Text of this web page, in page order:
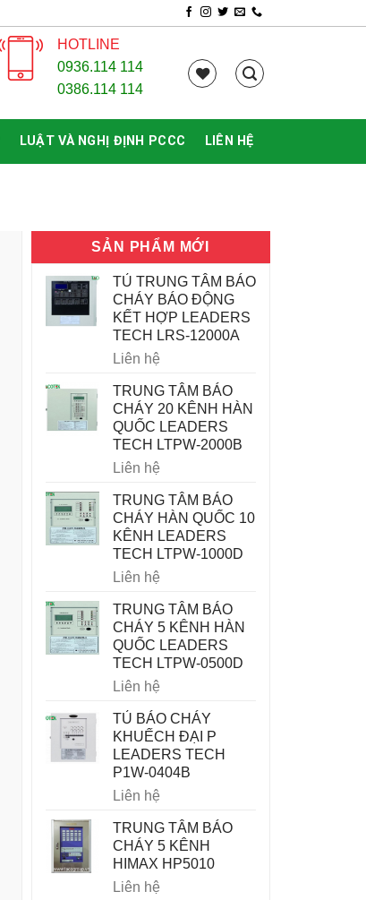
HOTLINE
0936.114 114
0386.114 114
LUẬT VÀ NGHỊ ĐỊNH PCCC LIÊN HỆ
SẢN PHẨM MỚI
TỦ TRUNG TÂM BÁO
CHÁY BÁO ĐỘNG
KẾT HỢP LEADERS
TECH LRS-12000A
Liên hệ
TRUNG TÂM BÁO
CHÁY 20 KÊNH HÀN
QUỐC LEADERS
TECH LTPW-2000B
Liên hệ
TRUNG TÂM BÁO
CHÁY HÀN QUỐC 10
KÊNH LEADERS
TECH LTPW-1000D
Liên hệ
TRUNG TÂM BÁO
CHÁY 5 KÊNH HÀN
QUỐC LEADERS
TECH LTPW-0500D
Liên hệ
TỦ BÁO CHÁY
KHUẾCH ĐẠI P
LEADERS TECH
P1W-0404B
Liên hệ
TRUNG TÂM BÁO
CHÁY 5 KÊNH
HIMAX HP5010
Liên hệ